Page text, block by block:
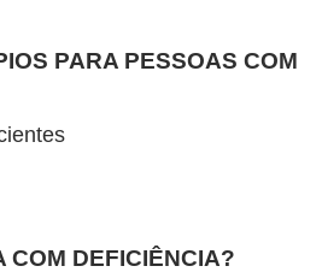
PARA PESSOAS COM
COM DEFICIÊNCIA?